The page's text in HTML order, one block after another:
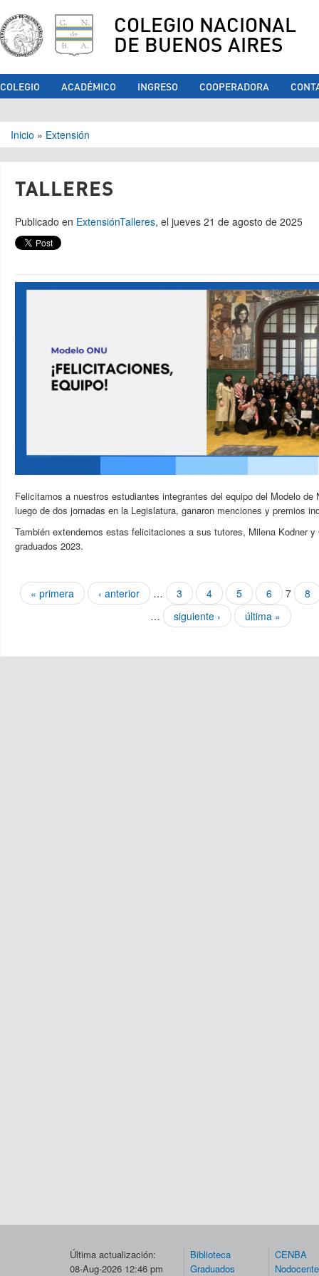
COLEGIO NACIONAL
DE BUENOS AIRES
COLEGIO ACADÉMICO INGRESO COOPERADORA
Se encuentra usted aquí
Inicio » Extensión
TALLERES
Publicado en ExtensiónTalleres, el jueves 21 de agosto de 2025
Felicitamos a nuestros estudiantes integrantes del equipo del Modelo de
luego de dos jornadas en la Legislatura, ganaron menciones y premios
También extendemos estas felicitaciones a sus tutores, Milena Kodner
graduados 2023.
Páginas
« primera ‹ anterior … 3 4 5 6 7
8
…
siguiente › última »
Última actualización:
08-Aug-2026 12:46 pm
Biblioteca
Graduados
CENBA